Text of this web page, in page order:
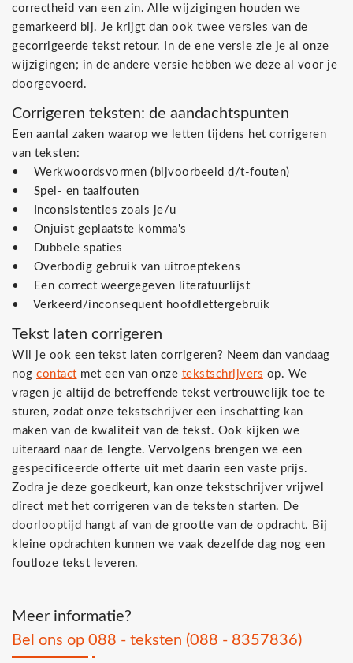
correctheid van een zin. Alle wijzigingen houden we
gemarkeerd bij. Je krijgt dan ook twee versies van de
gecorrigeerde tekst retour. In de ene versie zie je al onze
wijzigingen; in de andere versie hebben we deze al voor je
doorgevoerd.
Corrigeren teksten: de aandachtspunten
Een aantal zaken waarop we letten tijdens het corrigeren
van teksten:
• Werkwoordsvormen (bijvoorbeeld d/t-fouten)
• Spel- en taalfouten
• Inconsistenties zoals je/u
• Onjuist geplaatste komma's
• Dubbele spaties
• Overbodig gebruik van uitroeptekens
• Een correct weergegeven literatuurlijst
• Verkeerd/inconsequent hoofdlettergebruik
Tekst laten corrigeren
Wil je ook een tekst laten corrigeren? Neem dan vandaag
nog contact met een van onze tekstschrijvers op. We
vragen je altijd de betreffende tekst vertrouwelijk toe te
sturen, zodat onze tekstschrijver een inschatting kan
maken van de kwaliteit van de tekst. Ook kijken we
uiteraard naar de lengte. Vervolgens brengen we een
gespecificeerde offerte uit met daarin een vaste prijs.
Zodra je deze goedkeurt, kan onze tekstschrijver vrijwel
direct met het corrigeren van de teksten starten. De
doorlooptijd hangt af van de grootte van de opdracht. Bij
kleine opdrachten kunnen we vaak dezelfde dag nog een
foutloze tekst leveren.
Meer informatie?
Bel ons op 088 - teksten (088 - 8357836)